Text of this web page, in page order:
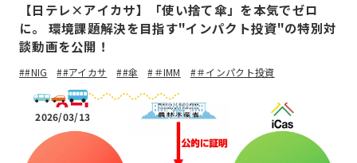
【日テレ×アイカサ】「使い捨て傘」を本気でゼロ
に。 環境課題解決を目指す"インパクト投資"の特別対
談動画を公開！
##NIG ##アイカサ ##傘 #＃IMM #＃インパクト投資
2026/03/13